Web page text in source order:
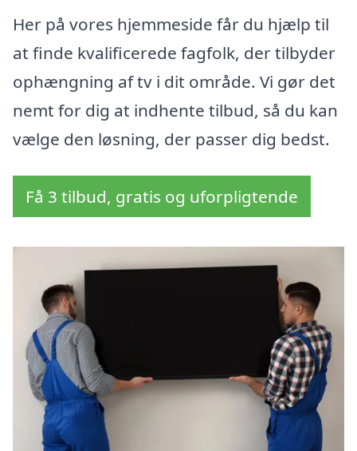
Her på vores hjemmeside får du hjælp til
at finde kvalificerede fagfolk, der tilbyder
ophængning af tv i dit område. Vi gør det
nemt for dig at indhente tilbud, så du kan
vælge den løsning, der passer dig bedst.
Få 3 tilbud, gratis og uforpligtende